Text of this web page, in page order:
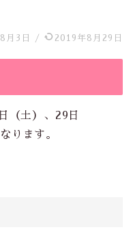
月3日 / 2019年8月29日
（土）、29日
ります。